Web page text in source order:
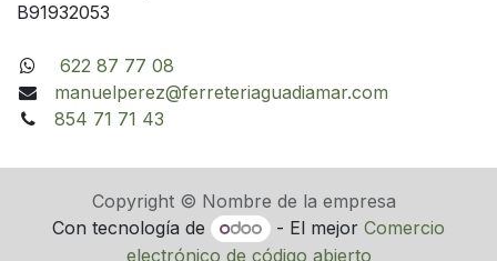
B91932053
622 87 77 08
manuelperez@ferreteriaguadiamar.com
854 71 71 43
Copyright © Nombre de la empresa
Con tecnología de
- El mejorComercio
electrónico de código abierto